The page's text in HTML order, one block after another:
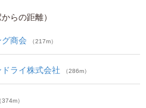
らの距離）
商会 （217m）
ライ株式会社 （286m）
374m）